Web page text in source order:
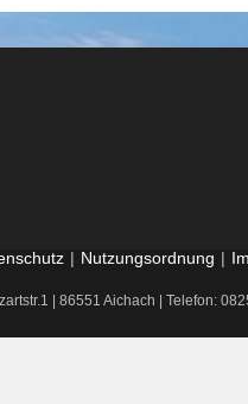
Nutzungsordnung
| 86551 Aichach | Telefon: